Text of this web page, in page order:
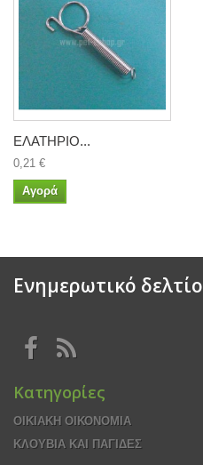
ΕΛΑΤΗΡΙΟ...
0,21 €
Αγορά
Ενημερωτικό δελτίο
Κατηγορίες
ΟΙΚΙΑΚΗ ΟΙΚΟΝΟΜΙΑ
ΚΛΟΥΒΙΑ ΚΑΙ ΠΑΓΙΔΕΣ